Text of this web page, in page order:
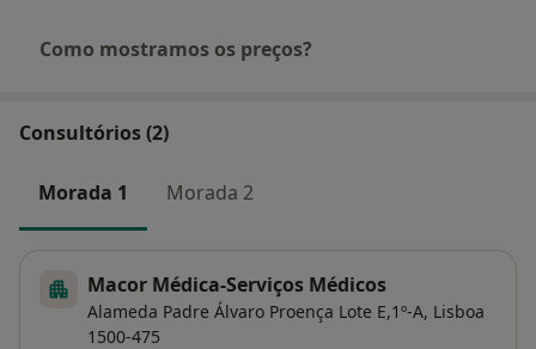
Como mostramos os preços?
Consultórios (2)
Morada 1 Morada 2
Macor Médica-Serviços Médicos
Alameda Padre Álvaro Proença Lote E,1º-A, Lisboa
1500-475